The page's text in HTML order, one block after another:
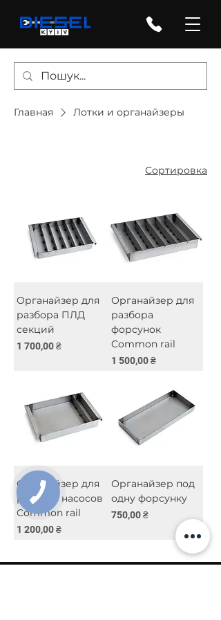
Главная Лотки и органайзеры
Сортировка
Органайзер для
разбора ПЛД
секций
Цена
1 700,00 ₴
Органайзер для
разбора
форсунок
Common rail
Цена
1 500,00 ₴
Органайзер для
разбора насосов
Common rail
Цена
1 200,00 ₴
Органайзер под
одну форсунку
Цена
750,00 ₴
КНОПКА
ЗВ'ЯЗКУ